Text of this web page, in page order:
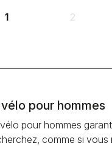
1(en
2
pour hommes
pour hommes
comme si vous